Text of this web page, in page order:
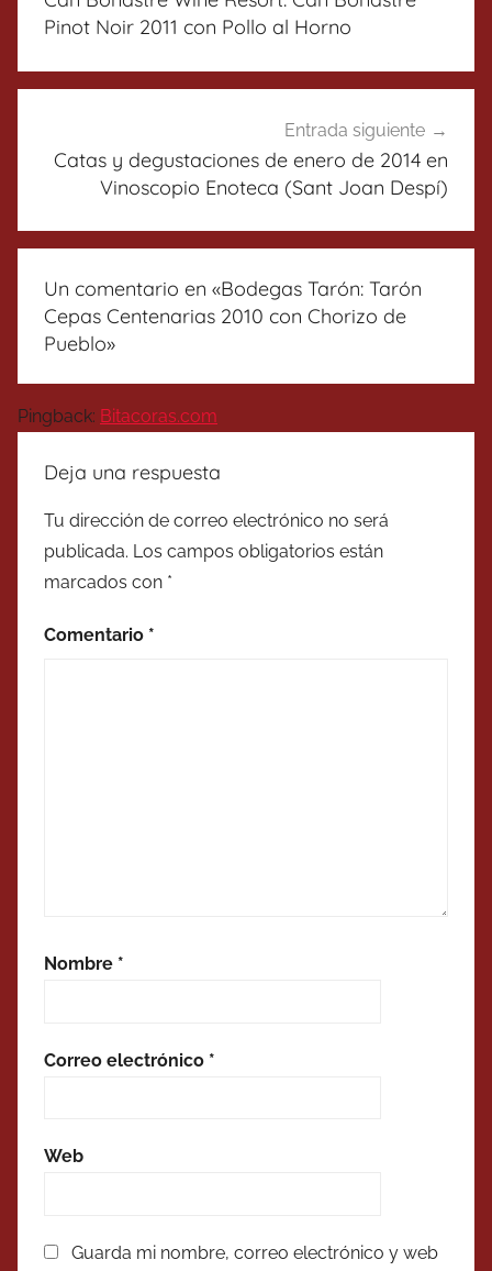
entradas
Pinot Noir 2011 con Pollo al Horno
Entrada siguiente
Catas y degustaciones de enero de 2014 en
Vinoscopio Enoteca (Sant Joan Despí)
Un comentario en «Bodegas Tarón: Tarón
Cepas Centenarias 2010 con Chorizo de
Pueblo»
Pingback: Bitacoras.com
Deja una respuesta
Tu dirección de correo electrónico no será
publicada. Los campos obligatorios están
marcados con *
Comentario *
Nombre *
Correo electrónico *
Web
Guarda mi nombre, correo electrónico y web